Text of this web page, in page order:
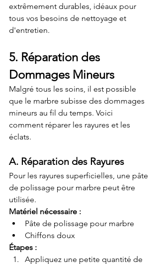
extrêmement durables, idéaux pour
tous vos besoins de nettoyage et
d'entretien.
5. Réparation des
Dommages Mineurs
Malgré tous les soins, il est possible
que le marbre subisse des dommages
mineurs au fil du temps. Voici
comment réparer les rayures et les
éclats.
A. Réparation des Rayures
Pour les rayures superficielles, une pâte
de polissage pour marbre peut être
utilisée.
Matériel nécessaire :
Pâte de polissage pour marbre
Chiffons doux
Étapes :
Appliquez une petite quantité de